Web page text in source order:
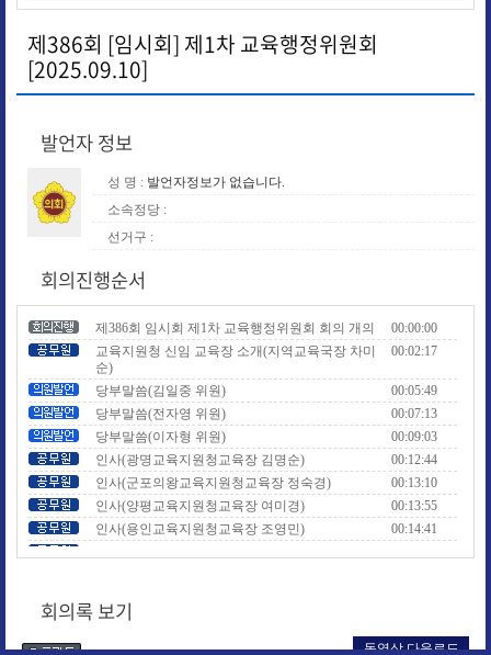
제386회 [임시회] 제1차 교육행정위원회
[2025.09.10]
발언자 정보
성 명 : 발언자정보가 없습니다.
소속정당 :
선거구 :
회의진행순서
제386회 임시회 제1차 교육행정위원회 회의 개의
00:00:00
교육지원청 신임 교육장 소개(지역교육국장 차미
순)
00:02:17
당부말씀(김일중 위원)
00:05:49
당부말씀(전자영 위원)
00:07:13
당부말씀(이자형 위원)
00:09:03
인사(광명교육지원청교육장 김명순)
00:12:44
인사(군포의왕교육지원청교육장 정숙경)
00:13:10
인사(양평교육지원청교육장 여미경)
00:13:55
인사(용인교육지원청교육장 조영민)
00:14:41
인사(경기도교육청북부연수원장 송준호)
00:20:46
회의록 보기
동영상 다운로드